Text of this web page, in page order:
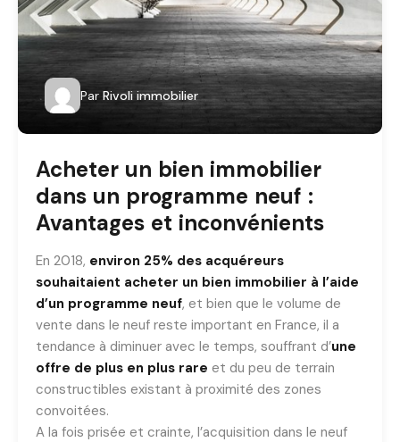
Par Rivoli immobilier
Acheter un bien immobilier
dans un programme neuf :
Avantages et inconvénients
En 2018, environ 25% des acquéreurs
souhaitaient acheter un bien immobilier à l’aide
d’un programme neuf, et bien que le volume de
vente dans le neuf reste important en France, il a
tendance à diminuer avec le temps, souffrant d’une
offre de plus en plus rare et du peu de terrain
constructibles existant à proximité des zones
convoitées.
A la fois prisée et crainte, l’acquisition dans le neuf